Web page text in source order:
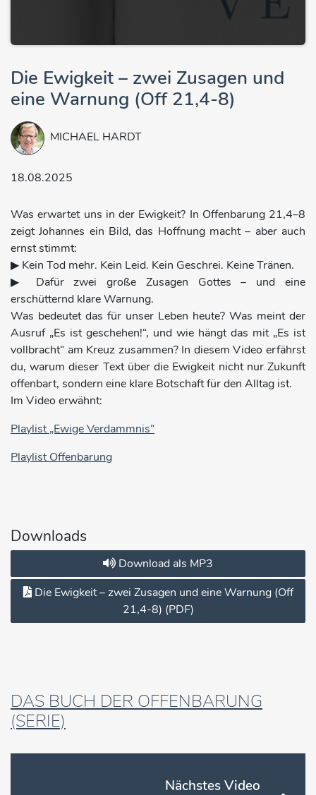
Die Ewigkeit – zwei Zusagen und
eine Warnung (Off 21,4-8)
MICHAEL HARDT
18.08.2025
Was erwartet uns in der Ewigkeit? In Offenbarung 21,4–8
zeigt Johannes ein Bild, das Hoffnung macht – aber auch
ernst stimmt:
▶ Kein Tod mehr. Kein Leid. Kein Geschrei. Keine Tränen.
▶ Dafür zwei große Zusagen Gottes – und eine
erschütternd klare Warnung.
Was bedeutet das für unser Leben heute? Was meint der
Ausruf „Es ist geschehen!“, und wie hängt das mit „Es ist
vollbracht“ am Kreuz zusammen? In diesem Video erfährst
du, warum dieser Text über die Ewigkeit nicht nur Zukunft
offenbart, sondern eine klare Botschaft für den Alltag ist.
Im Video erwähnt:
Playlist „Ewige Verdammnis“
Playlist Offenbarung
Downloads
Download als MP3
Die Ewigkeit – zwei Zusagen und eine Warnung (Off
21,4-8) (PDF)
DAS BUCH DER OFFENBARUNG
(SERIE)
Nächstes Video